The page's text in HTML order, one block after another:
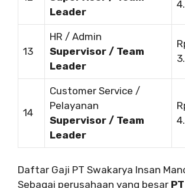
Leader
13
HR / Admin
Supervisor / Team
Leader
14
Customer Service /
Pelayanan
Supervisor / Team
Leader
Daftar Gaji PT Swakarya Insan
Sebagai perusahaan yang besar